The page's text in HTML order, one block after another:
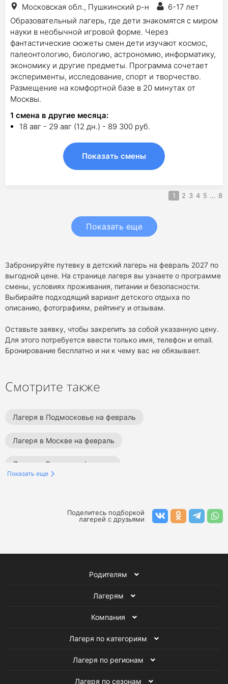
Московская обл., Пушкинский р-н
6-17 лет
Образовательный лагерь, где дети знакомятся с миром
науки в необычной игровой форме. Через
фантастические сюжеты смен дети изучают космос,
палеонтологию, биологию, астрономию, информатику,
экономику и другие предметы. Программа сочетает
эксперименты, исследование, спорт и творчество.
Размещение на комфортной базе в 20 минутах от
Москвы.
1 смена в другие месяца:
18 авг - 29 авг (12 дн.) - 89 300 руб.
Показать смены
1 2 3 4 5 ... 8
Показать еще
Забронируйте путевку в детский лагерь на февраль 2027 по
выгодной цене. На странице лагеря вы узнаете о программе
смены, условиях проживания, питании и безопасности.
Выбирайте подходящий вариант детского отдыха по
описанию, фотографиям, рейтингу и отзывам.
Оставьте заявку, чтобы закрепить за собой указанную цену.
Для этого потребуется ввести только имя, телефон и email.
Бронирование бесплатно и ни к чему вас не обязывает.
Смотрите также
Лагеря в Подмосковье на февраль
Лагеря в Москве на февраль
Лагеря в России на февраль
Языковые лагеря на февраль
Творческие лагеря на февраль
Показать еще
Поделитесь подборкой
лагерей с друзьями
Родителям
Лагерям
Компания
Лагеря по категориям
Лагеря по регионам
Лагеря по сезонам